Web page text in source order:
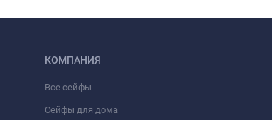
КОМПАНИЯ
Все сейфы
Сейфы для дома